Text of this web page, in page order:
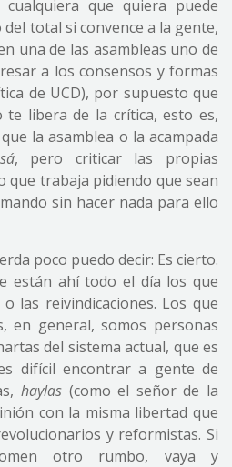
que quiera puede
total si convence a la gente,
una de las asambleas uno de
a los consensos y formas
de UCD), por supuesto que
libera de la crítica, esto es,
la asamblea o la acampada
, pero criticar las propias
que trabaja pidiendo que sean
sin hacer nada para ello
poco puedo decir: Es cierto.
están ahí todo el día los que
las reivindicaciones. Los que
en general, somos personas
del sistema actual, que es
difícil encontrar a gente de
haylas(como el señor de la
con la misma libertad que
y reformistas. Si
otro rumbo, vaya y